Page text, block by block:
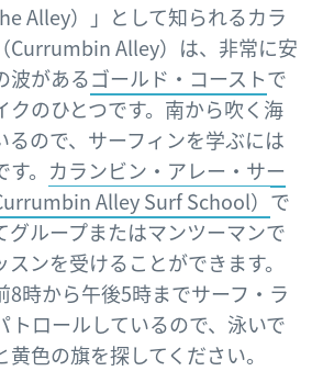
Alley）」として知られるカラ
Currumbin Alley）は、非常に安
波があるゴールド・コーストで
クのひとつです。南から吹く海
るので、サーフィンを学ぶには
。 カランビン・アレー・サー
Alley Surf School） で
グループまたはマンツーマンで
ンを受けることができます。
8時から午後5時までサーフ・ラ
トロールしているので、泳いで
色の旗を探してください。